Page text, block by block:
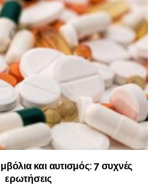
και αυτισμός: 7 συχνές
ερωτήσεις